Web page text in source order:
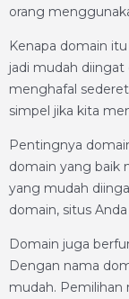
orang
Kenapa domain
jadi mudah diingat
menghafal
simpel jika kita
Pentingnya
domain yang baik
yang mudah
domain, situs
Domain juga
Dengan nama
mudah. Pemilihan